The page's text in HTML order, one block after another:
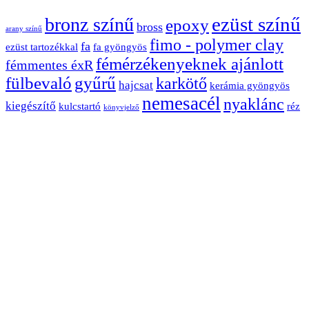
arany színű bronz színű bross epoxyezüst színű
ezüst tartozékkal fa fa gyöngyös fimo - polymer clay
fémmentes éxRfémérzékenyeknek ajánlott
fülbevaló gyűrű hajcsat karkötő kerámia gyöngyös
kiegészítő kulcstartó könyvjelző nemesacélnyaklánc réz